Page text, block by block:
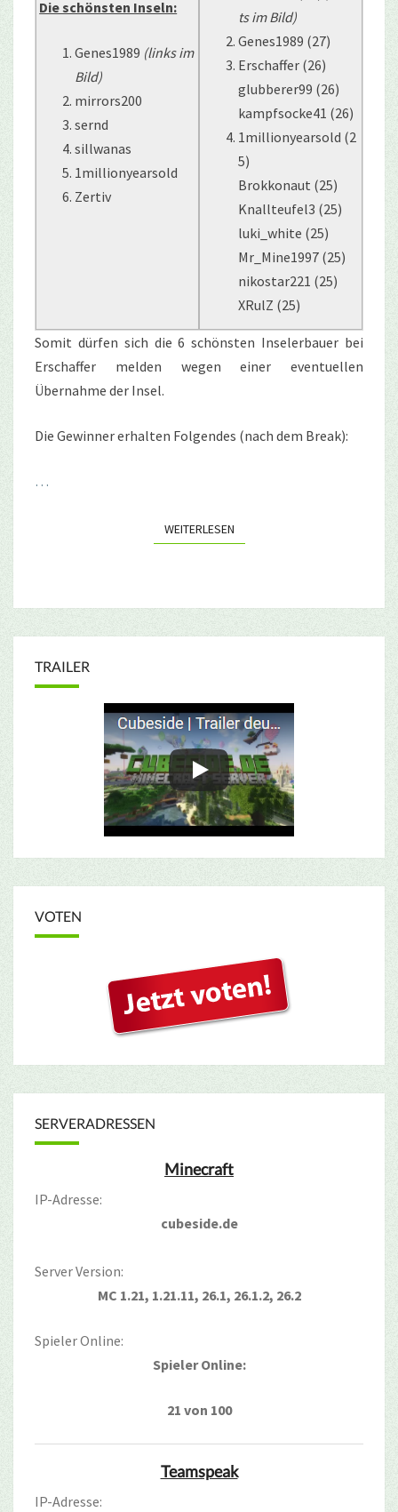
Die schönsten Inseln:
Genes1989 (links im
Bild)
mirrors200
sernd
sillwanas
1millionyearsold
Zertiv
ts im Bild)
Genes1989 (27)
Erschaffer (26)
glubberer99 (26)
kampfsocke41 (26)
1millionyearsold (2
5)
Brokkonaut (25)
Knallteufel3 (25)
luki_white (25)
Mr_Mine1997 (25)
nikostar221 (25)
XRulZ (25)
Somit dürfen sich die 6 schönsten Inselerbauer bei
Erschaffer melden wegen einer eventuellen
Übernahme der Insel.
Die Gewinner erhalten Folgendes (nach dem Break):
…
WEITERLESENWEITERLESEN
TRAILER
VOTEN
SERVERADRESSEN
Minecraft
IP-Adresse:
cubeside.de
Server Version:
MC 1.21, 1.21.11, 26.1, 26.1.2, 26.2
Spieler Online:
Spieler Online:
21 von 100
Teamspeak
IP-Adresse: